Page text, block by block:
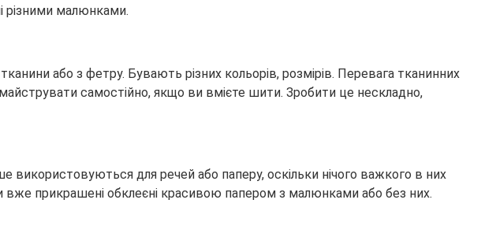
різними малюнками.
або з фетру. Бувають різних кольорів, розмірів. Перевага тканинних
самостійно, якщо ви вмієте шити. Зробити це нескладно,
використовуються для речей або паперу, оскільки нічого важкого в них
вже прикрашені обклеєні красивою папером з малюнками або без них.